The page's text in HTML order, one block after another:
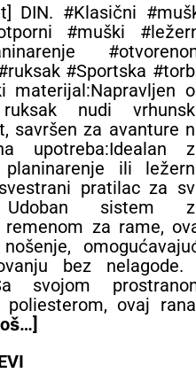
DIN. #Klasični
#muški
#Sportska
materijal:Napravljen
nudi
savršen za avanture
upotreba:Idealan
planinarenje ili
pratilac za
sistem
remenom za rame,
bez nelagode.
svojom
poliesterom, ovaj